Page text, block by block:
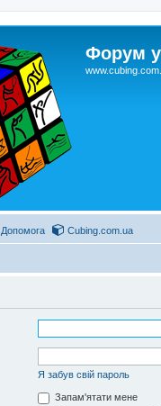
Форум
Допомога Cubing.com.ua
Я забув свій пароль
Запам'ятати мене